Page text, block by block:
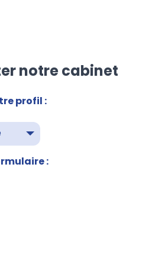
notre cabinet
profil :
: